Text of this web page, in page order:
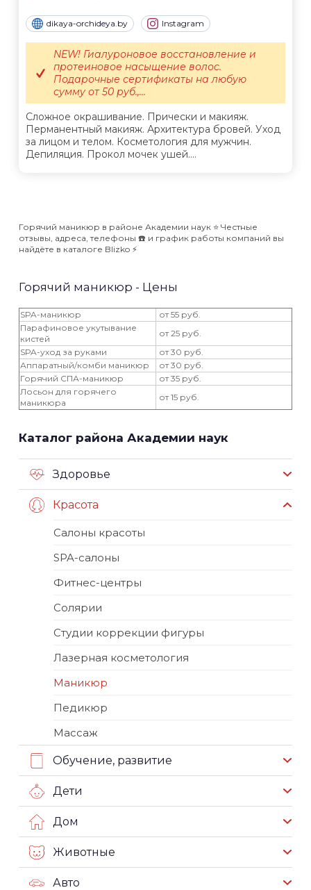
dikaya-orchideya.by Instagram
Сложное окрашивание. Прически и макияж.
Перманентный макияж. Архитектура бровей. Уход
за лицом и телом. Косметология для мужчин.
Депиляция. Прокол мочек ушей....
NEW! Гиалуроновое восстановление и
протеиновое насыщение волос.
Подарочные сертификаты на любую
сумму от 50 руб.,...
Горячий маникюр в районе Академии наук ⭐️ Честные
отзывы, адреса, телефоны ☎️ и график работы компаний вы
найдёте в каталоге Blizko ⚡️
Горячий маникюр - Цены
SPA-маникюр
от 55 руб.
Парафиновое укутывание
кистей
от 25 руб.
SPA-уход за руками
от 30 руб.
Аппаратный/комби маникюр
от 30 руб.
Горячий СПА-маникюр
от 35 руб.
Лосьон для горячего
маникюра
от 15 руб.
Каталог района Академии наук
Здоровье
Красота
Салоны красоты
SPA-салоны
Фитнес-центры
Солярии
Студии коррекции фигуры
Лазерная косметология
Маникюр
Педикюр
Массаж
Обучение, развитие
Дети
Дом
Животные
Авто